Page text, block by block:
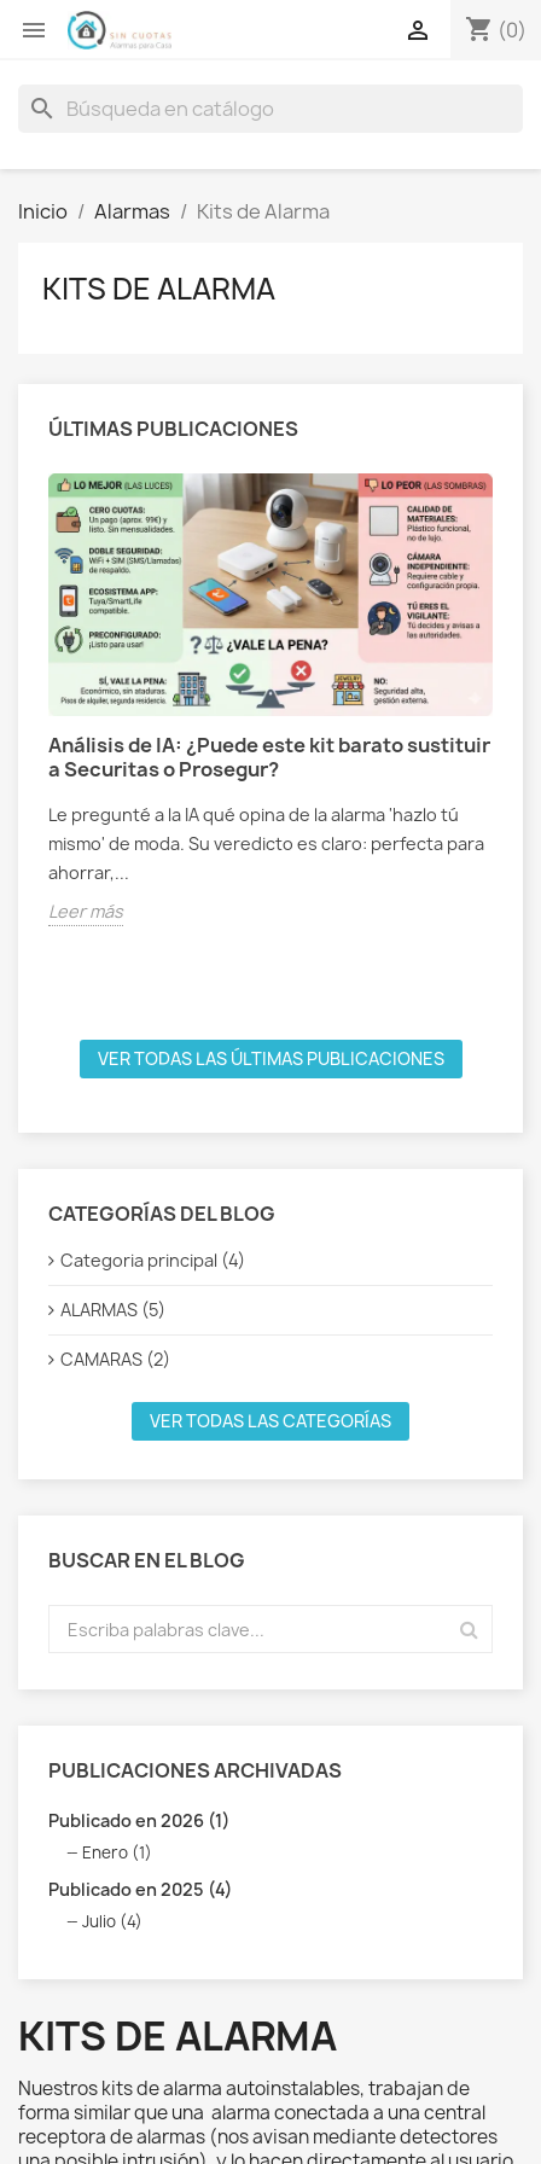
 shopping_cart (0)

search
Inicio Alarmas Kits de Alarma
KITS DE ALARMA
ÚLTIMAS PUBLICACIONES
Análisis de IA: ¿Puede este kit barato sustituir
a Securitas o Prosegur?
Le pregunté a la IA qué opina de la alarma 'hazlo tú
mismo' de moda. Su veredicto es claro: perfecta para
ahorrar,...
Leer más
VER TODAS LAS ÚLTIMAS PUBLICACIONES
CATEGORÍAS DEL BLOG
Categoria principal (4)
ALARMAS (5)
CAMARAS (2)
VER TODAS LAS CATEGORÍAS
BUSCAR EN EL BLOG
PUBLICACIONES ARCHIVADAS
Publicado en 2026 (1)
Enero (1)
Publicado en 2025 (4)
Julio (4)
KITS DE ALARMA
Nuestros kits de alarma autoinstalables, trabajan de
forma similar que una alarma conectada a una central
receptora de alarmas (nos avisan mediante detectores